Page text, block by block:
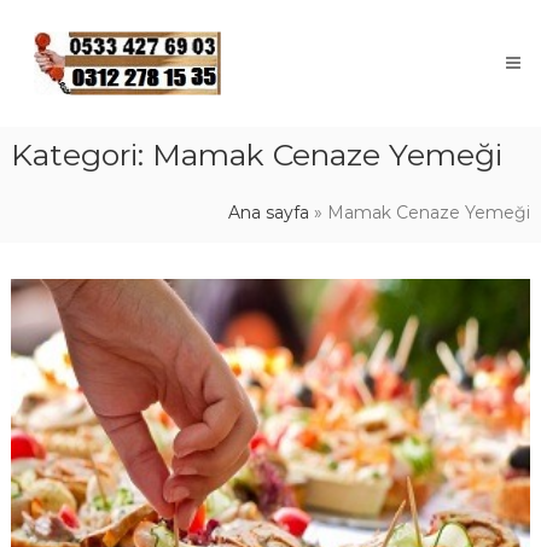
content
Kategori: Mamak Cenaze Yemeği
Ana sayfa » Mamak Cenaze Yemeği